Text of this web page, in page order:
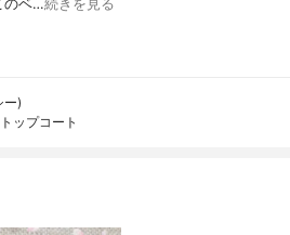
のベ…続きを見る
ー)
ップコート